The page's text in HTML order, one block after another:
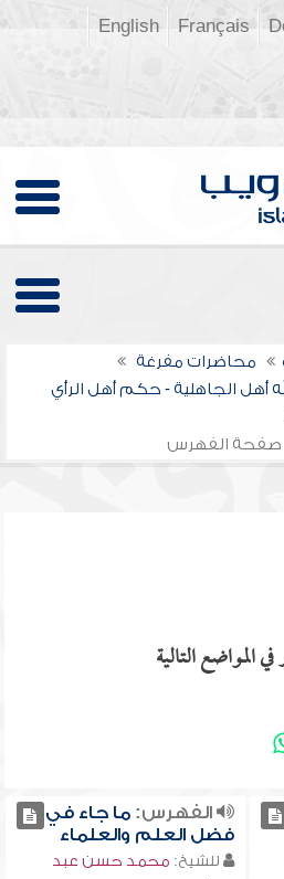
Français
English
محاضرات مفرغة
أهل الجاهلية - حكم أهل الرأي
صفحة الفهرس
المواضع التالية
الفهرس:ما جاء في
فضل العلم والعلماء
للشيخ: محمد حسن عبد